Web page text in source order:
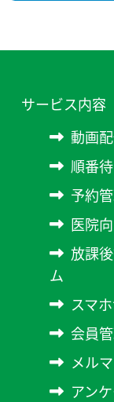
サービス内容
動画
順番
予約
医院
放課
ム
スマ
会員
メル
アン